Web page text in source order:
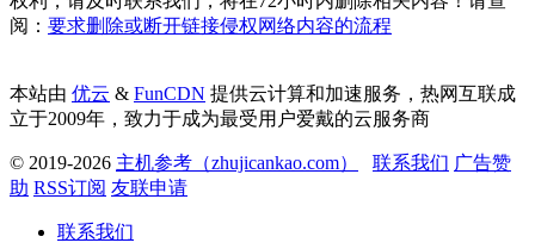
阅： 要求删除或断开链接侵权网络内容的流程
本站由 优云 & FunCDN 提供云计算和加速服务，热网互联成
立于2009年，致力于成为最受用户爱戴的云服务商
© 2019-2026 主机参考（zhujicankao.com） 联系我们 广告赞
助 RSS订阅 友联申请
联系我们